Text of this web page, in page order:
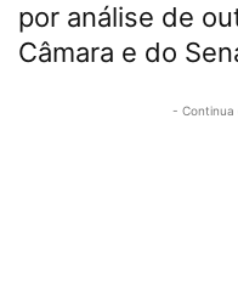
por análise de
Câmara e do
- Continua